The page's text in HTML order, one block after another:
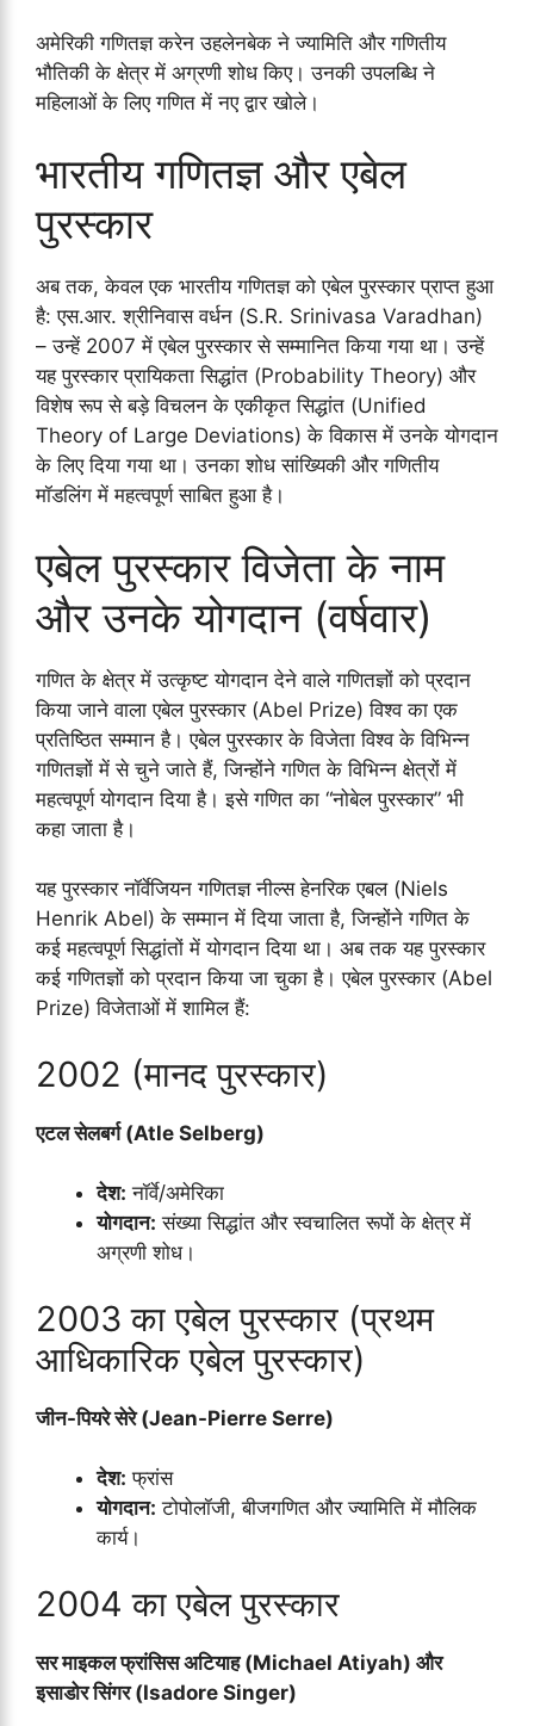
अमेरिकी गणितज्ञ करेन उहलेनबेक ने ज्यामिति और गणितीय
भौतिकी के क्षेत्र में अग्रणी शोध किए। उनकी उपलब्धि ने
महिलाओं के लिए गणित में नए द्वार खोले।
भारतीय गणितज्ञ और एबेल
पुरस्कार
अब तक, केवल एक भारतीय गणितज्ञ को एबेल पुरस्कार प्राप्त हुआ
है: एस.आर. श्रीनिवास वर्धन (S.R. Srinivasa Varadhan)
– उन्हें 2007 में एबेल पुरस्कार से सम्मानित किया गया था। उन्हें
यह पुरस्कार प्रायिकता सिद्धांत (Probability Theory) और
विशेष रूप से बड़े विचलन के एकीकृत सिद्धांत (Unified
Theory of Large Deviations) के विकास में उनके योगदान
के लिए दिया गया था। उनका शोध सांख्यिकी और गणितीय
मॉडलिंग में महत्वपूर्ण साबित हुआ है।
एबेल पुरस्कार विजेता के नाम
और उनके योगदान (वर्षवार)
गणित के क्षेत्र में उत्कृष्ट योगदान देने वाले गणितज्ञों को प्रदान
किया जाने वाला एबेल पुरस्कार (Abel Prize) विश्व का एक
प्रतिष्ठित सम्मान है। एबेल पुरस्कार के विजेता विश्व के विभिन्न
गणितज्ञों में से चुने जाते हैं, जिन्होंने गणित के विभिन्न क्षेत्रों में
महत्वपूर्ण योगदान दिया है। इसे गणित का “नोबेल पुरस्कार” भी
कहा जाता है।
यह पुरस्कार नॉर्वेजियन गणितज्ञ नील्स हेनरिक एबल (Niels
Henrik Abel) के सम्मान में दिया जाता है, जिन्होंने गणित के
कई महत्वपूर्ण सिद्धांतों में योगदान दिया था। अब तक यह पुरस्कार
कई गणितज्ञों को प्रदान किया जा चुका है। एबेल पुरस्कार (Abel
Prize) विजेताओं में शामिल हैं:
2002 (मानद पुरस्कार)
एटल सेलबर्ग (Atle Selberg)
देश: नॉर्वे/अमेरिका
योगदान: संख्या सिद्धांत और स्वचालित रूपों के क्षेत्र में
अग्रणी शोध।
2003 का एबेल पुरस्कार (प्रथम
आधिकारिक एबेल पुरस्कार)
जीन-पियरे सेरे (Jean-Pierre Serre)
देश: फ्रांस
योगदान: टोपोलॉजी, बीजगणित और ज्यामिति में मौलिक
कार्य।
2004 का एबेल पुरस्कार
सर माइकल फ्रांसिस अटियाह (Michael Atiyah) और
इसाडोर सिंगर (Isadore Singer)